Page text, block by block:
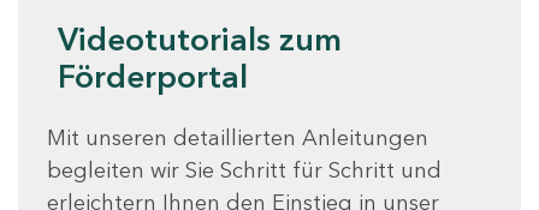
Videotutorials zum
Förderportal
Mit unseren detaillierten Anleitungen
begleiten wir Sie Schritt für Schritt und
erleichtern Ihnen den Einstieg in unser